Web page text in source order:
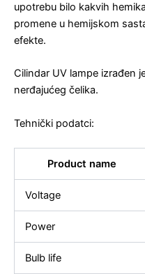
upotrebu bilo kakvih
promene u hemijskom
efekte.
Cilindar UV lampe izrađen
nerđajućeg čelika.
Tehnički podatci:
Product name
Voltage
Power
Bulb life